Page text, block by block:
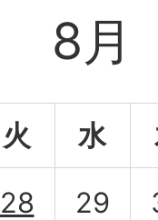
ロ人材活
ナーを開催
8月
火 水
28 29